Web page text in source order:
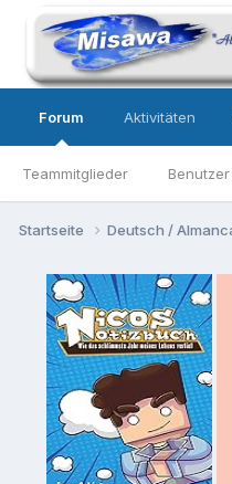
Forum
Teammitglieder
Aktivitäten
Startseite Deutsch /